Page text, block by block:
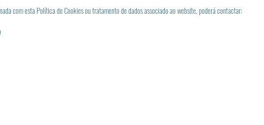
com esta Política de Cookies ou tratamento de dados associado ao website, poderá contactar: